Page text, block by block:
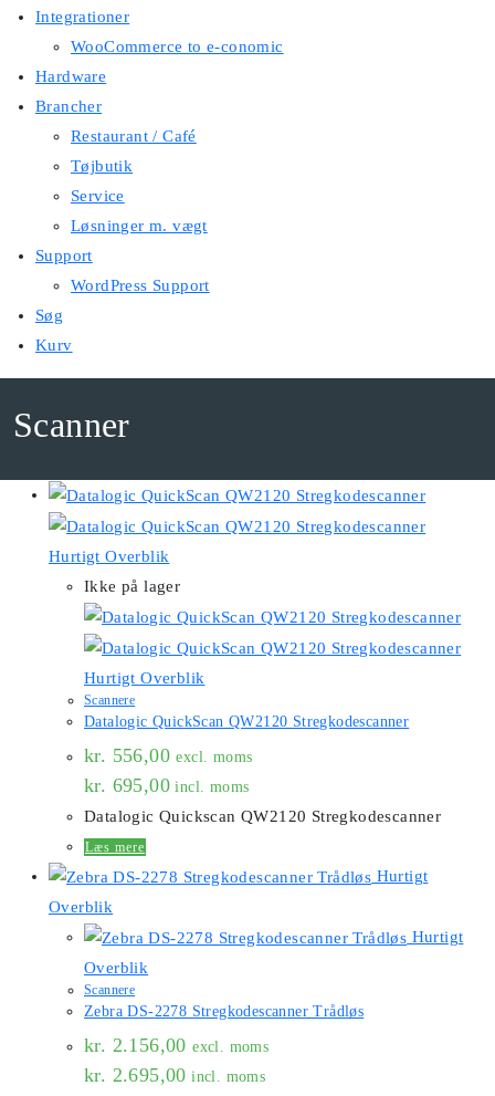
Integrationer
WooCommerce to e-conomic
Hardware
Brancher
Restaurant / Café
Tøjbutik
Service
Løsninger m. vægt
Support
WordPress Support
Søg
Kurv
Scanner
Hurtigt Overblik
Ikke på lager
Hurtigt Overblik
Scannere
Datalogic QuickScan QW2120 Stregkodescanner
kr. 556,00 excl. moms
kr. 695,00 incl. moms
Datalogic Quickscan QW2120 Stregkodescanner
Læs mere
Hurtigt
Overblik
Hurtigt
Overblik
Scannere
Zebra DS-2278 Stregkodescanner Trådløs
kr. 2.156,00 excl. moms
kr. 2.695,00 incl. moms